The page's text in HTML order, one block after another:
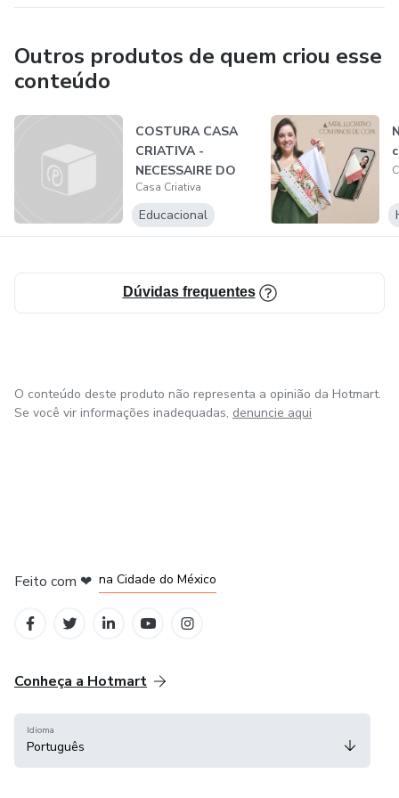
por nossa loja, seja física ou virtualmente
Outros produtos de quem criou esse
conteúdo
COSTURA CASA
CRIATIVA -
NECESSAIRE DO
BÁSICO AO
AVANÇADO
Casa Criativa
Educacional
Dúvidas frequentes
O conteúdo deste produto não representa a opinião da Hotmart.
Se você vir informações inadequadas, denuncie aqui
Feito com ❤ na Cidade do México
Conheça a Hotmart
Idioma
Português